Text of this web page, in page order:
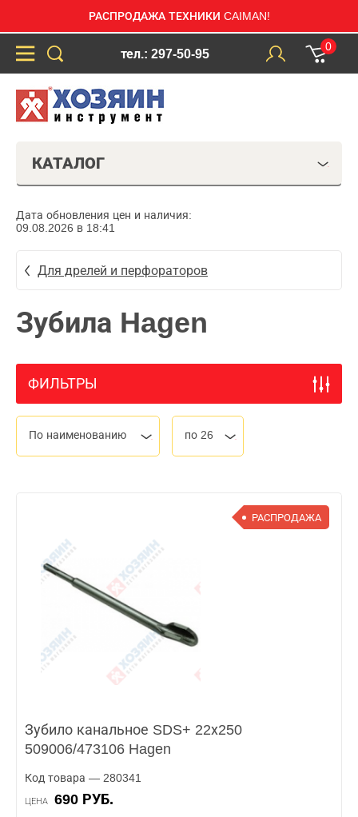
РАСПРОДАЖА ТЕХНИКИ CAIMAN!
тел.: 297-50-95
0
КАТАЛОГ
Дата обновления цен и наличия:
09.08.2026 в 18:41
Для дрелей и перфораторов
Зубила Hagen
ФИЛЬТРЫ
По наименованию по 26
РАСПРОДАЖА
Зубило канальное SDS+ 22х250
509006/473106 Hagen
Код товара — 280341
ЦЕНА 690 РУБ.